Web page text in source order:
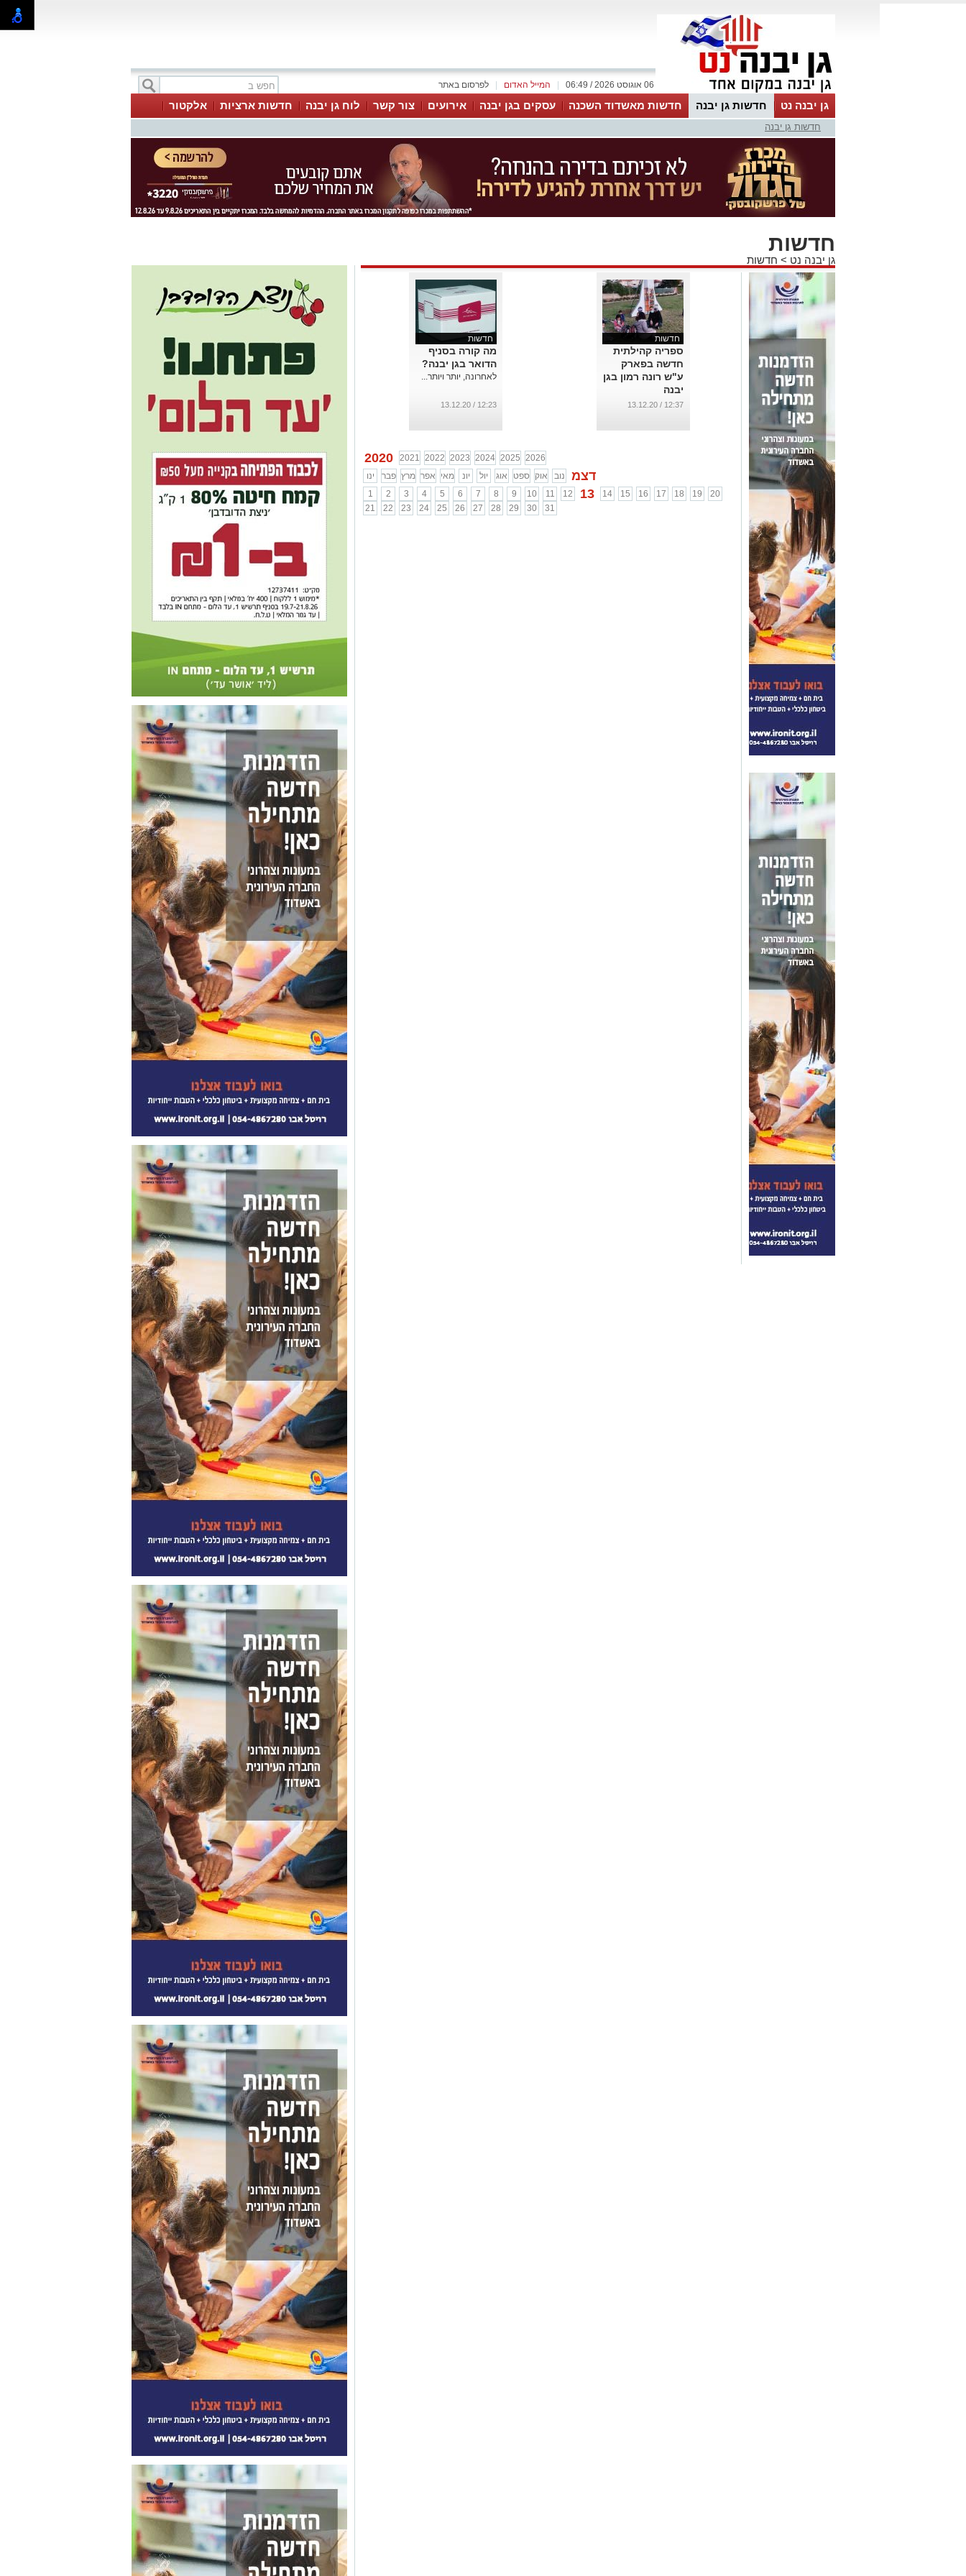
לפרסום באתר המייל האדום 06 אוגוסט 2026 / 06:49
גן יבנה נט חדשות גן יבנה חדשות מאשדוד השכנה עסקים בגן יבנה אירועים צור קשר לוח גן יבנה חדשות ארציות
אלקטור
MyKehila
חדשות גן יבנה
חדשות
גן יבנה נט > חדשות
חדשות
ספריה קהילתית
חדשה בפארק
ע"ש רונה רמון בגן
יבנה
...
12:37 / 13.12.20
חדשות
מה קורה בסניף
הדואר בגן יבנה?
לאחרונה, יותר ויותר...
12:23 / 13.12.20
2020 2021 2022 2023 2024 2025 2026
ינו
פבר מרץ אפר מאי יונ יול אוג ספט אוק נוב דצמ
1 2 3 4 5 6 7 8 9 10 11 12 13 14 15 16 17 18 19
20
21
22 23 24 25 26 27 28 29 30 31